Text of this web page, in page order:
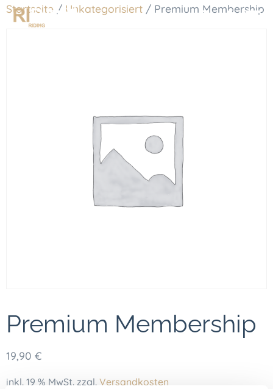
Startseite / Unkategorisiert / Premium Membership
Premium Membership
19,90 €
inkl. 19 % MwSt. zzgl. Versandkosten